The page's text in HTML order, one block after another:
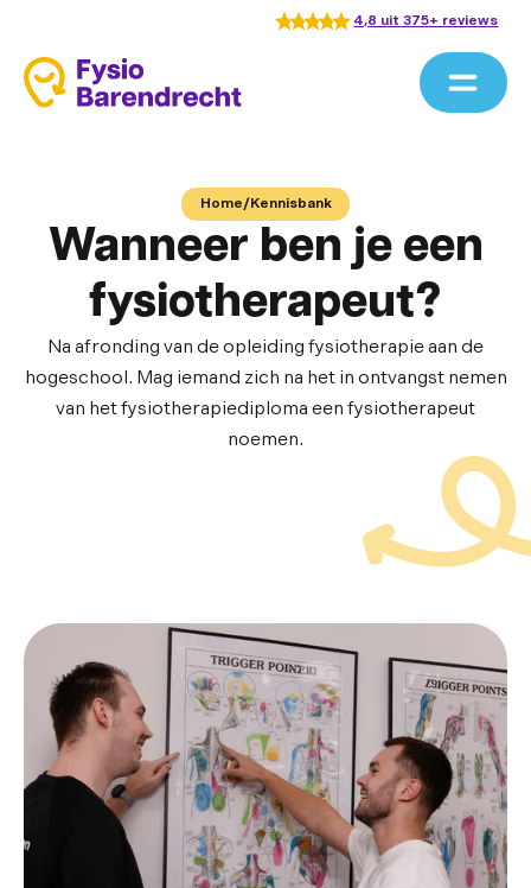
4,8 uit 375+ reviews
Home/Kennisbank
Wanneer ben je een
fysiotherapeut?
Na afronding van de opleiding fysiotherapie aan de
hogeschool. Mag iemand zich na het in ontvangst nemen
van het fysiotherapiediploma een fysiotherapeut
noemen.